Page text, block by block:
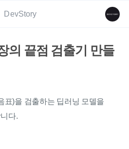
DevStory
의 끝점 검출기 만들
표)을 검출하는 딥러닝 모델을
다.